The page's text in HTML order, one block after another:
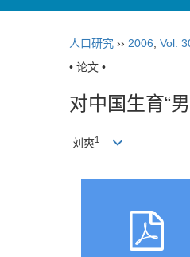
人口研究 ›› 2006 Vol.
• 论文 •
对中国生育“
刘爽1